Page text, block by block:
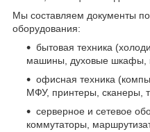
Мы составляем документы
оборудования:
бытовая техника
машины, духовые шкафы,
офисная техника
МФУ, принтеры, сканеры,
серверное и сетевое
коммутаторы,